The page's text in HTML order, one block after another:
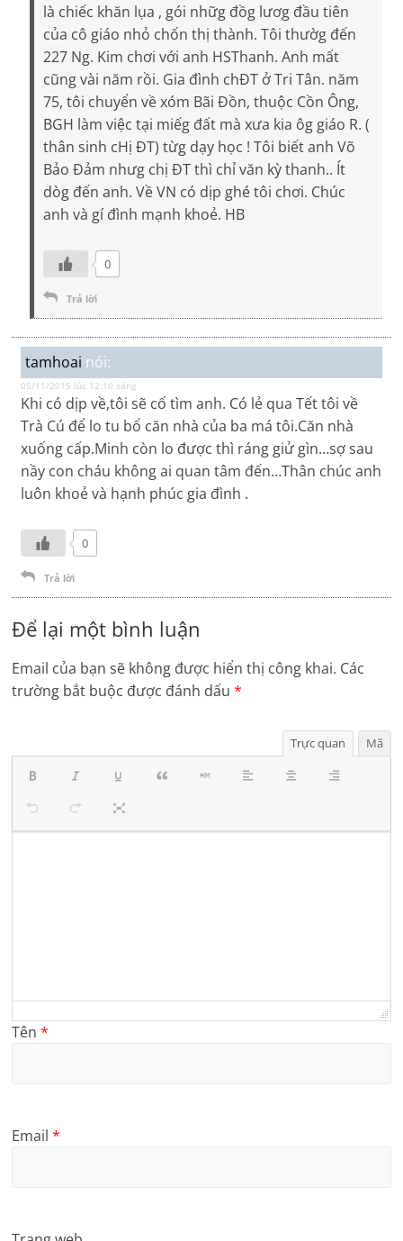
là chiếc khăn lụa , gói nhữg đồg lươg đầu tiên
của cô giáo nhỏ chốn thị thành. Tôi thườg đến
227 Ng. Kim chơi với anh HSThanh. Anh mất
cũng vài năm rồi. Gia đình chĐT ở Tri Tân. năm
75, tôi chuyển về xóm Bãi Đồn, thuộc Cồn Ông,
BGH làm việc tại miếg đất mà xưa kia ôg giáo R. (
thân sinh cHị ĐT) từg dạy học ! Tôi biết anh Võ
Bảo Đảm nhưg chị ĐT thì chỉ văn kỳ thanh.. Ít
dòg đến anh. Về VN có dịp ghé tôi chơi. Chúc
anh và gí đình mạnh khoẻ. HB
0
Trả lời
tamhoai nói:
05/11/2015 lúc 12:10 sáng
Khi có dịp về,tôi sẽ cố tìm anh. Có lẻ qua Tết tôi về
Trà Cú để lo tu bổ căn nhà của ba má tôi.Căn nhà
xuống cấp.Minh còn lo được thì ráng giử gìn…sợ sau
nầy con cháu không ai quan tâm đến…Thân chúc anh
luôn khoẻ và hạnh phúc gia đình .
0
Trả lời
Để lại một bình luận
Email của bạn sẽ không được hiển thị công khai. Các
trường bắt buộc được đánh dấu*
Trực quan Mã
Tên*
Email*